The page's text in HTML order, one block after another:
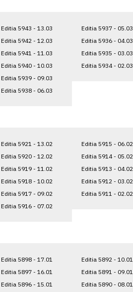
Editia 5943 - 13.03
Editia 5942 - 12.03
Editia 5941 - 11.03
Editia 5940 - 10.03
Editia 5939 - 09.03
Editia 5938 - 06.03
Editia 5937 - 05.03
Editia 5936 - 04.03
Editia 5935 - 03.03
Editia 5934 - 02.03
Editia 5921 - 13.02
Editia 5920 - 12.02
Editia 5919 - 11.02
Editia 5918 - 10.02
Editia 5917 - 09.02
Editia 5916 - 07.02
Editia 5915 - 06.02
Editia 5914 - 05.02
Editia 5913 - 04.02
Editia 5912 - 03.02
Editia 5911 - 02.02
Editia 5898 - 17.01
Editia 5897 - 16.01
Editia 5896 - 15.01
Editia 5892 - 10.01
Editia 5891 - 09.01
Editia 5890 - 08.01